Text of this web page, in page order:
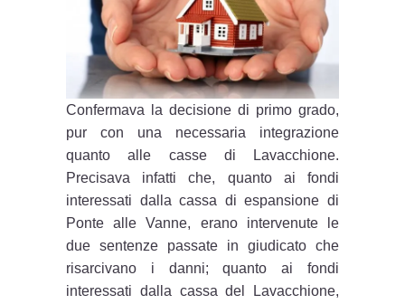
Confermava la decisione di primo grado,
pur con una necessaria integrazione
quanto alle casse di Lavacchione.
Precisava infatti che, quanto ai fondi
interessati dalla cassa di espansione di
Ponte alle Vanne, erano intervenute le
due sentenze passate in giudicato che
risarcivano i danni; quanto ai fondi
interessati dalla cassa del Lavacchione,